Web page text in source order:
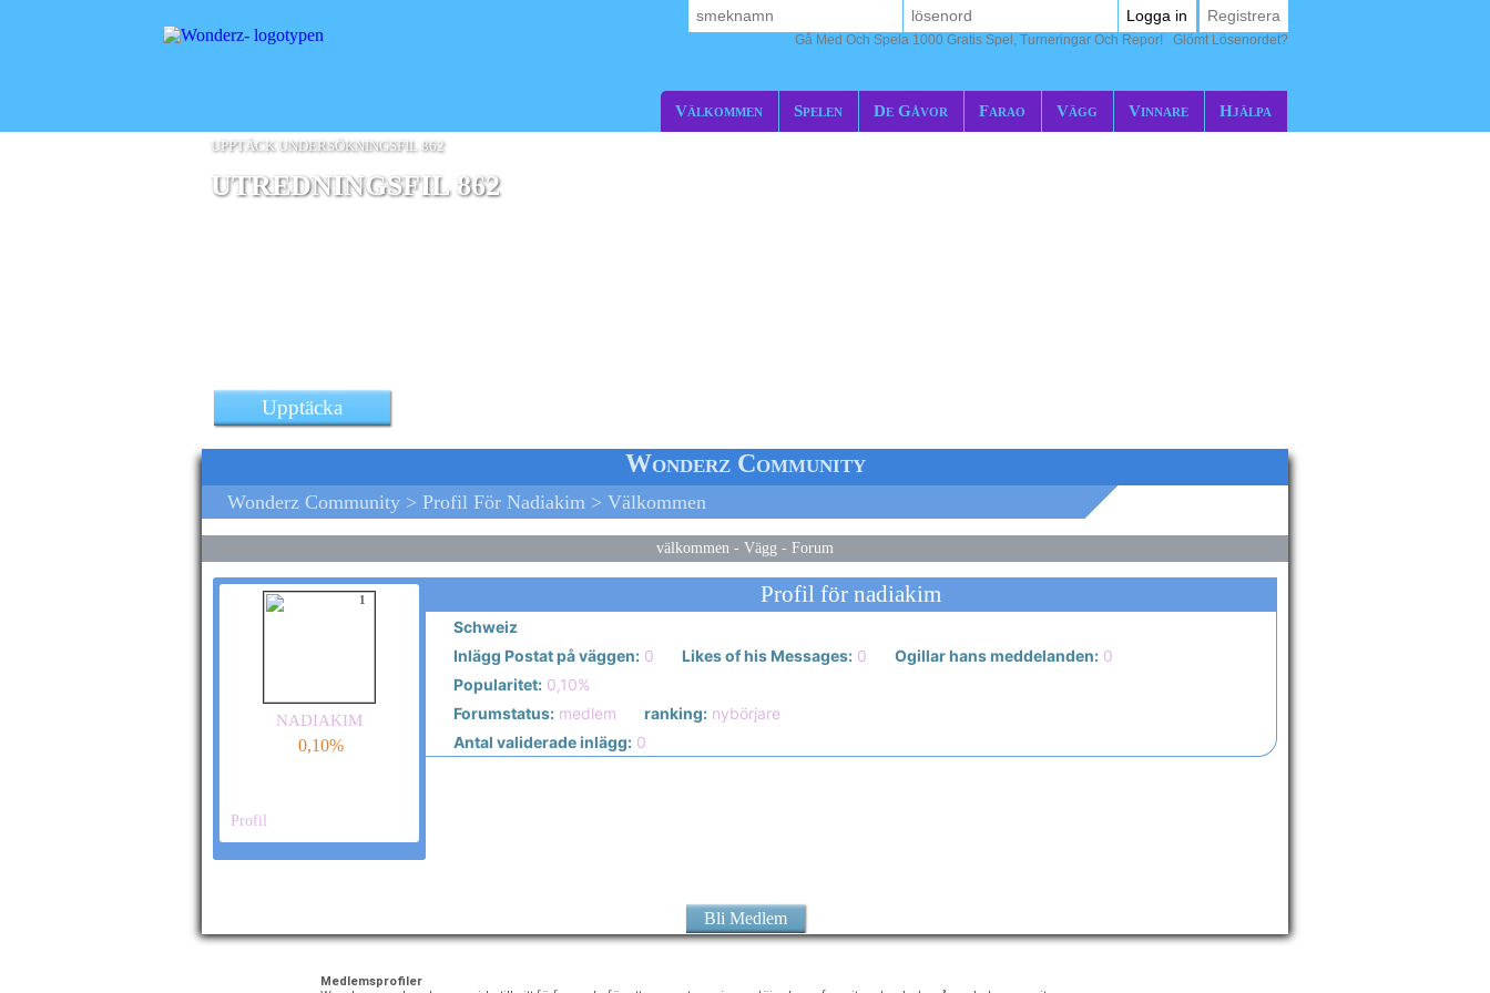
Välkommen Spelen De Gåvor Farao Vägg Vinnare Hjälpa
Logga in Registrera
Gå Med Och Spela 1000 Gratis Spel, Turneringar Och Repor! Glömt Lösenordet?
UPPTÄCK UNDERSÖKNINGSFIL 862
UTREDNINGSFIL 862
Upptäcka
Wonderz Community
Wonderz Community > Profil För Nadiakim > Välkommen
välkommen - Vägg - Forum
1
nadiakim
0,10%
Profil
Profil för nadiakim
Schweiz
Inlägg Postat på väggen:0 Likes of his Messages:0 Ogillar hans meddelanden:0
Popularitet:0,10%
Forumstatus:medlem ranking:nybörjare
Antal validerade inlägg:0
Bli Medlem
Medlemsprofiler